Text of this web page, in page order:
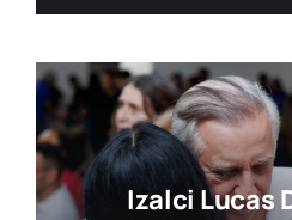
Izalci Lucas